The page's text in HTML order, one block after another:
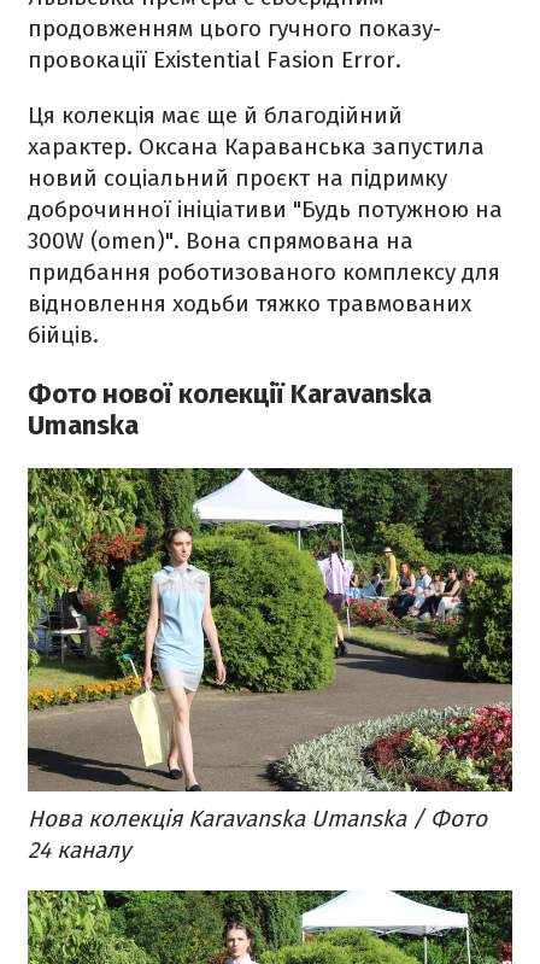
продовженням цього гучного показу-
провокації Existential Fasion Error.
Ця колекція має ще й благодійний
характер. Оксана Караванська запустила
новий соціальний проєкт на підримку
доброчинної ініціативи "Будь потужною на
300W (omen)". Вона спрямована на
придбання роботизованого комплексу для
відновлення ходьби тяжко травмованих
бійців.
Фото нової колекції Karavanska
Umanska
Нова колекція Karavanska Umanska / Фото
24 каналу